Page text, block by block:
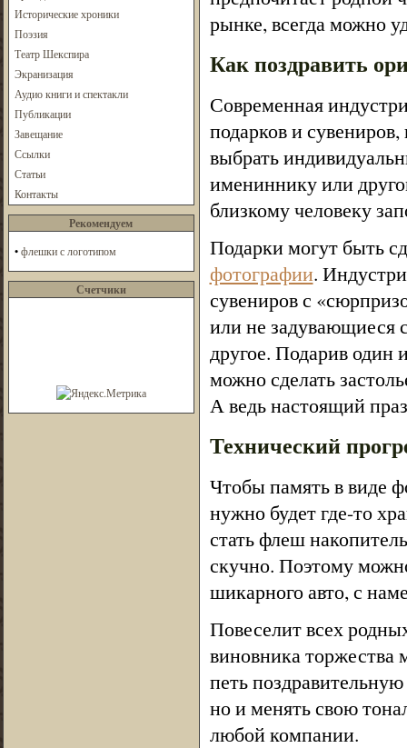
Исторические хроники
Поэзия
Театр Шекспира
Экранизация
Аудио книги и спектакли
Публикации
Завещание
Ссылки
Статьи
Контакты
Рекомендуем
•флешки с логотипом
Счетчики
рынке, всегда можно
Как поздравить
Современная
подарков и
выбрать
имениннику или
близкому человеку
Подарки могут быть
фотографии.
сувениров с
или не задувающиеся
другое. Подарив один
можно сделать
А ведь настоящий
Технический
Чтобы память в виде
нужно будет где-то
стать флеш
скучно. Поэтому
шикарного авто, с
Повеселит всех
виновника торжества
петь
но и менять свою
любой компании.